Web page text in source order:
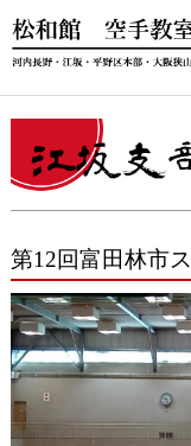
第12回富田林市